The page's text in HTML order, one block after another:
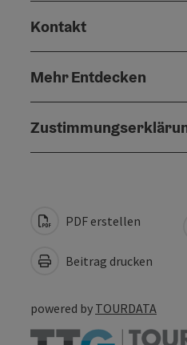
Kontakt
Mehr Entdecken
PDF erstellen
Beitrag drucken
powered by TOURDATA